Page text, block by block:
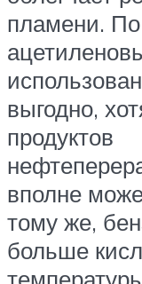
пламени.
выгодно,
продуктов
вполне
тому же,
больше